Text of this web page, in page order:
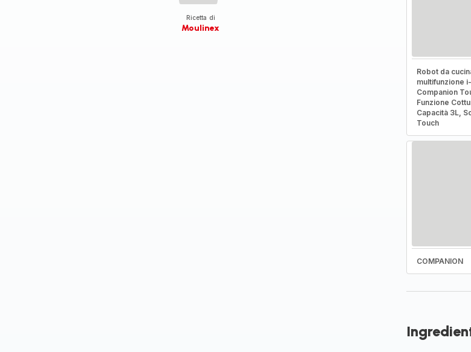
Ricetta di
Moulinex
Robot da
multifunzione i-
Companion
Funzione
Capacità 3L,
Touch
COMPANION